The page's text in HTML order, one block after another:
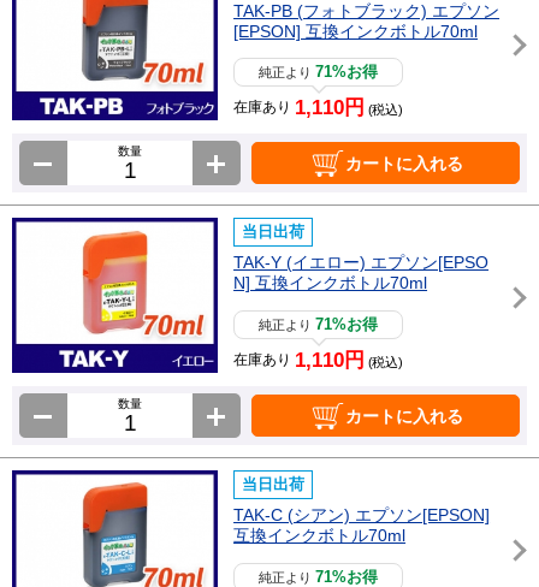
TAK-PB (フォトブラック) エプソン
[EPSON] 互換インクボトル70ml
純正より 71%お得
在庫あり 1,110円 (税込)
数量
カートに入れる
当日出荷
TAK-Y (イエロー) エプソン[EPSO
N] 互換インクボトル70ml
純正より71%お得
在庫あり 1,110円 (税込)
数量
カートに入れる
当日出荷
TAK-C (シアン) エプソン[EPSON]
互換インクボトル70ml
純正より71%お得